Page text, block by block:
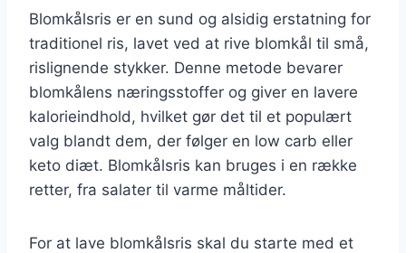
Blomkålsris er en sund og alsidig erstatning for
traditionel ris, lavet ved at rive blomkål til små,
rislignende stykker. Denne metode bevarer
blomkålens næringsstoffer og giver en lavere
kalorieindhold, hvilket gør det til et populært
valg blandt dem, der følger en low carb eller
keto diæt. Blomkålsris kan bruges i en række
retter, fra salater til varme måltider.
For at lave blomkålsris skal du starte med et